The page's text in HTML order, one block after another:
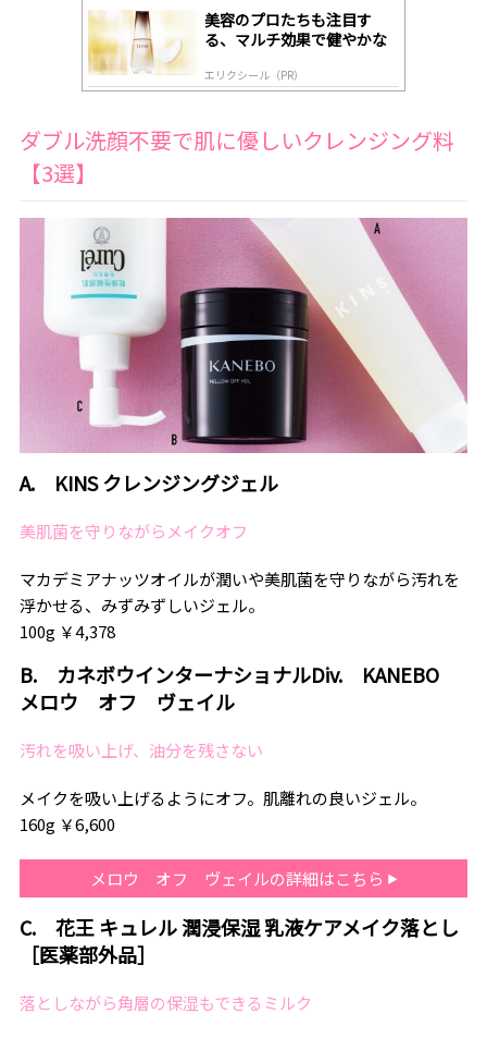
美容のプロたちも注目す
る、マルチ効果で健やかな
エリクシール（PR）
ダブル洗顔不要で肌に優しいクレンジング料
【3選】
A. KINS クレンジングジェル
美肌菌を守りながらメイクオフ
マカデミアナッツオイルが潤いや美肌菌を守りながら汚れを
浮かせる、みずみずしいジェル。
100g ￥4,378
B. カネボウインターナショナルDiv. KANEBO
メロウ オフ ヴェイル
汚れを吸い上げ、油分を残さない
メイクを吸い上げるようにオフ。肌離れの良いジェル。
160g ￥6,600
メロウ オフ ヴェイルの詳細はこちら
C. 花王 キュレル 潤浸保湿 乳液ケアメイク落とし
［医薬部外品］
落としながら角層の保湿もできるミルク